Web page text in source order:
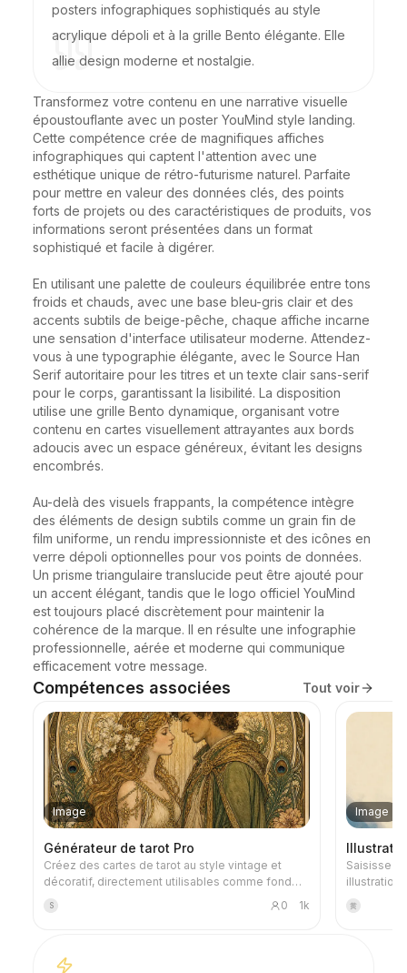
posters infographiques sophistiqués au style
acrylique dépoli et à la grille Bento élégante. Elle
allie design moderne et nostalgie.
Transformez votre contenu en une narrative visuelle
époustouflante avec un poster YouMind style landing.
Cette compétence crée de magnifiques affiches
infographiques qui captent l'attention avec une
esthétique unique de rétro-futurisme naturel. Parfaite
pour mettre en valeur des données clés, des points
forts de projets ou des caractéristiques de produits, vos
informations seront présentées dans un format
sophistiqué et facile à digérer.
En utilisant une palette de couleurs équilibrée entre tons
froids et chauds, avec une base bleu-gris clair et des
accents subtils de beige-pêche, chaque affiche incarne
une sensation d'interface utilisateur moderne. Attendez-
vous à une typographie élégante, avec le Source Han
Serif autoritaire pour les titres et un texte clair sans-serif
pour le corps, garantissant la lisibilité. La disposition
utilise une grille Bento dynamique, organisant votre
contenu en cartes visuellement attrayantes aux bords
adoucis avec un espace généreux, évitant les designs
encombrés.
Au-delà des visuels frappants, la compétence intègre
des éléments de design subtils comme un grain fin de
film uniforme, un rendu impressionniste et des icônes en
verre dépoli optionnelles pour vos points de données.
Un prisme triangulaire translucide peut être ajouté pour
un accent élégant, tandis que le logo officiel YouMind
est toujours placé discrètement pour maintenir la
cohérence de la marque. Il en résulte une infographie
professionnelle, aérée et moderne qui communique
efficacement votre message.
Compétences associées Tout voir
Image
Générateur de tarot Pro
Créez des cartes de tarot au style vintage et
décoratif, directement utilisables comme fond
d'écran de téléphone. Dites-lui le thème que
vous préférez (comme la mythologie nordique,
tarot au style cohérent et aux significations
S 0 1k
Image
Saisissez
illustration
au titre :
黄